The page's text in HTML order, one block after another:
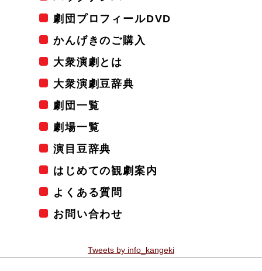
劇団プロフィールDVD
かんげきのご購入
大衆演劇とは
大衆演劇豆辞典
劇団一覧
劇場一覧
演目豆辞典
はじめての観劇案内
よくある質問
お問い合わせ
Tweets by info_kangeki